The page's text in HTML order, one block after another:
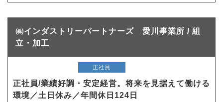
㈱インダストリーパートナーズ 愛川事業所 / 組
立・加工
正社員
正社員/業績好調・安定経営。将来を見据えて働ける
環境／土日休み／年間休日124日